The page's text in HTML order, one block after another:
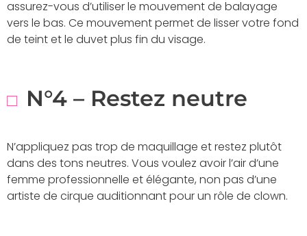
assurez-vous d’utiliser le mouvement de balayage
vers le bas. Ce mouvement permet de lisser votre fond
de teint et le duvet plus fin du visage.
N°4 – Restez neutre
N’appliquez pas trop de maquillage et restez plutôt
dans des tons neutres. Vous voulez avoir l’air d’une
femme professionnelle et élégante, non pas d’une
artiste de cirque auditionnant pour un rôle de clown.